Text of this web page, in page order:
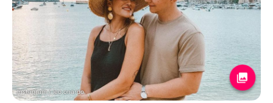
Instagram / leo.onardo